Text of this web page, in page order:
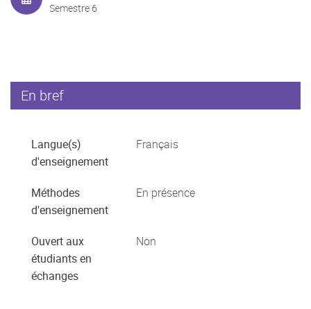
Semestre 6
En bref
Langue(s)
d'enseignement
Français
Méthodes
d'enseignement
En présence
Ouvert aux
étudiants en
échanges
Non